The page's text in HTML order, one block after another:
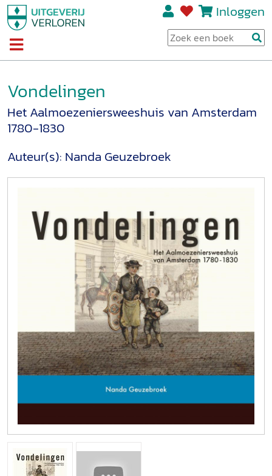
Inloggen
Vondelingen
Het Aalmoezeniersweeshuis van Amsterdam
1780-1830
Auteur(s): Nanda Geuzebroek